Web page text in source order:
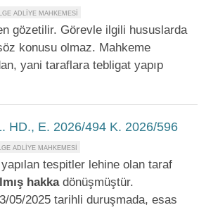
gözetilir. Görevle ilgili hususlarda
konusu olmaz. Mahkeme
yani taraflara tebligat yapıp
HD., E. 2026/494 K. 2026/596
tespitler lehine olan taraf
hakkadönüşmüştür.
05/2025 tarihli duruşmada, esas